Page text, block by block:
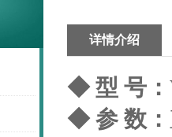
详情介绍
◆ 型 号：
◆ 参 数：